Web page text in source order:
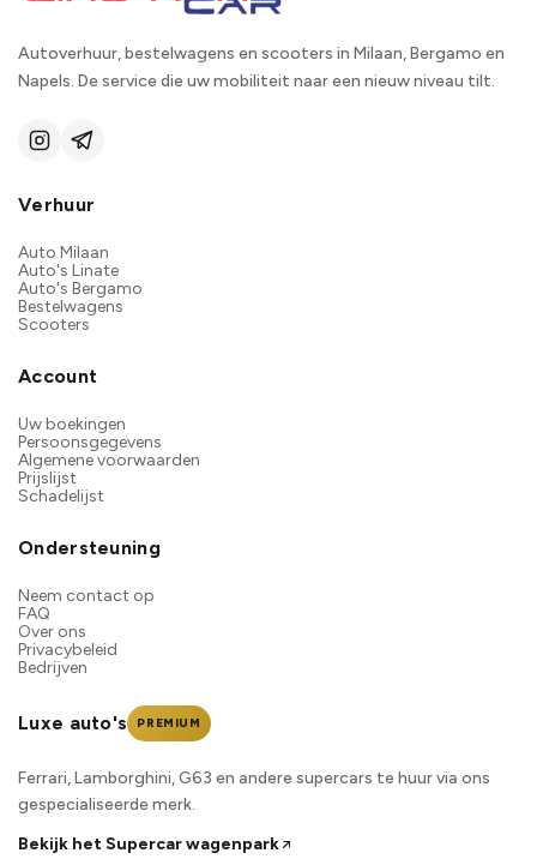
Autoverhuur, bestelwagens en scooters in Milaan, Bergamo en
Napels. De service die uw mobiliteit naar een nieuw niveau tilt.
Verhuur
Auto Milaan
Auto's Linate
Auto's Bergamo
Bestelwagens
Scooters
Account
Uw boekingen
Persoonsgegevens
Algemene voorwaarden
Prijslijst
Schadelijst
Ondersteuning
Neem contact op
FAQ
Over ons
Privacybeleid
Bedrijven
Luxe auto's PREMIUM
Ferrari, Lamborghini, G63 en andere supercars te huur via ons
gespecialiseerde merk.
Bekijk het Supercar wagenpark